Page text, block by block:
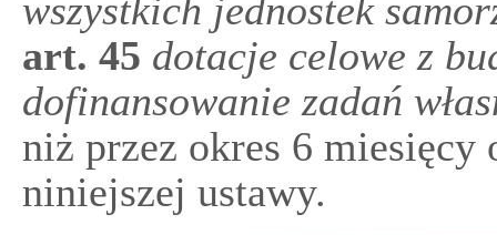
wszystkich jednostek
art. 45 dotacje celowe z
dofinansowanie zadań
niż przez okres 6
niniejszej ustawy.